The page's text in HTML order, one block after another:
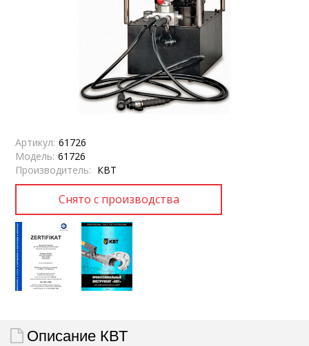
Артикул: 61726
Модель: 61726
Производитель: КВТ
Описание КВТ